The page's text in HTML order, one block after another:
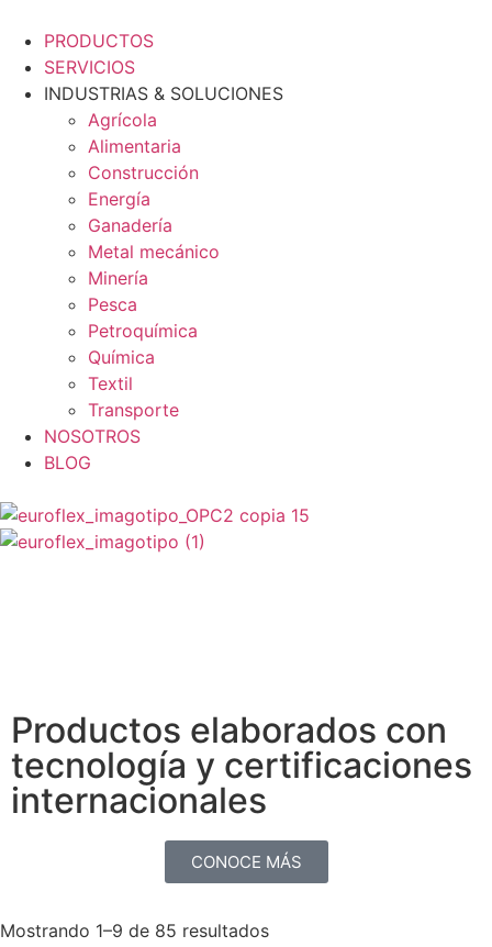
PRODUCTOS
SERVICIOS
INDUSTRIAS & SOLUCIONES
Agrícola
Alimentaria
Construcción
Energía
Ganadería
Metal mecánico
Minería
Pesca
Petroquímica
Química
Textil
Transporte
NOSOTROS
BLOG
Productos elaborados con
tecnología y certificaciones
internacionales
CONOCE MÁS
Mostrando 1–9 de 85 resultados